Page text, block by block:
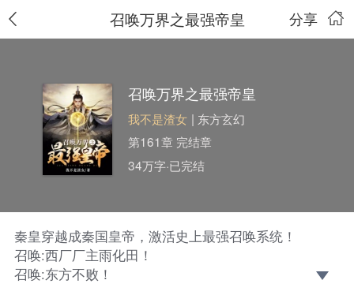
分享
召唤万界之最强帝皇
召唤万界之最强帝皇
我不是渣女 | 东方玄幻
第161章 完结章
34万字·已完结
秦皇穿越成秦国皇帝，激活史上最强召唤系统！
召唤:西厂厂主雨化田！
召唤:东方不败！